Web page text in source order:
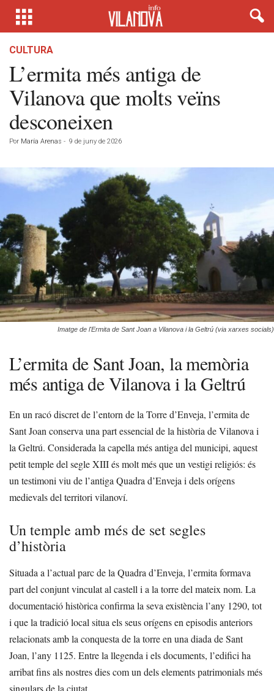
CULTURA
L’ermita més antiga de
Vilanova que molts veïns
desconeixen
Por María Arenas - 9 de juny de 2026
Imatge de l'Ermita de Sant Joan a Vilanova i la Geltrú (via xarxes socials)
L’ermita de Sant Joan, la memòria
més antiga de Vilanova i la Geltrú
En un racó discret de l’entorn de la Torre d’Enveja, l’ermita de
Sant Joan conserva una part essencial de la història de Vilanova i
la Geltrú. Considerada la capella més antiga del municipi, aquest
petit temple del segle XIII és molt més que un vestigi religiós: és
un testimoni viu de l’antiga Quadra d’Enveja i dels orígens
medievals del territori vilanoví.
Un temple amb més de set segles
d’història
Situada a l’actual parc de la Quadra d’Enveja, l’ermita formava
part del conjunt vinculat al castell i a la torre del mateix nom. La
documentació històrica confirma la seva existència l’any 1290, tot
i que la tradició local situa els seus orígens en episodis anteriors
relacionats amb la conquesta de la torre en una diada de Sant
Joan, l’any 1125. Entre la llegenda i els documents, l’edifici ha
arribat fins als nostres dies com un dels elements patrimonials més
singulars de la ciutat.